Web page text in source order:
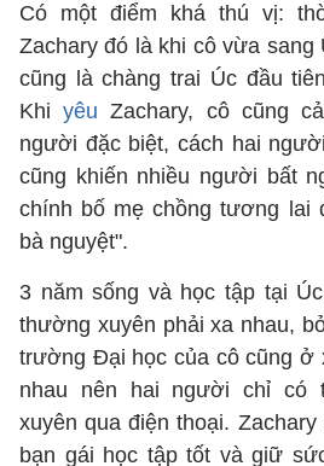
Có một điểm khá thú vị:
Zachary đó là khi cô vừa
cũng là chàng trai Úc đầu
Khiyêu Zachary, cô cũng
người đặc biệt, cách hai
cũng khiến nhiều người bất
chính bố mẹ chồng tương lai
bà nguyệt".
3 năm sống và học tập tại
thường xuyên phải xa nhau,
trường Đại học của cô cũng ở
nhau nên hai người chỉ có
xuyên qua điện thoại.
bạn gái học tập tốt và giữ